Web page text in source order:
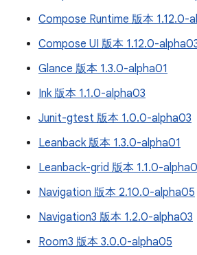
Compose Runtime 版本 1.12.0-
Compose UI 版本 1.12.0-
Glance 版本 1.3.0-alpha01
Ink 版本 1.1.0-alpha03
Junit-gtest 版本 1.0.0-alpha03
Leanback 版本 1.3.0-alpha01
Leanback-grid 版本 1.1.0-
Navigation 版本 2.10.0-alpha05
Navigation3 版本 1.2.0-alpha03
Room3 版本 3.0.0-alpha05